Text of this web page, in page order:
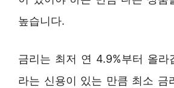
높습니다.
금리는 최저 연 4.9%부터 올라
라는 신용이 있는 만큼 최소 금